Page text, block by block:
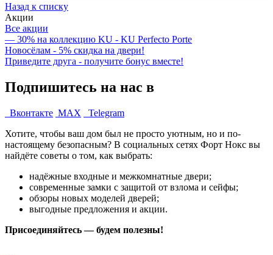
Назад к списку
Акции
Все акции
— 30% на коллекцию KU - KU Perfecto Porte
Новосёлам - 5% скидка на двери!
Приведите друга - получите бонус вместе!
Подпишитесь на нас в
Вконтакте MAX
Telegram
Хотите, чтобы ваш дом был не просто уютным, но и по-
настоящему безопасным? В социальных сетях Форт Нокс вы
найдёте советы о том, как выбрать:
надёжные входные и межкомнатные двери;
современные замки с защитой от взлома и сейфы;
обзоры новых моделей дверей;
выгодные предложения и акции.
Присоединяйтесь — будем полезны!